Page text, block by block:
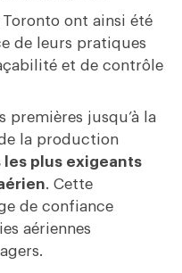
Toronto ont ainsi été
de leurs pratiques
et de contrôle
premières jusqu’à la
la production
les plus exigeants
. Cette
de confiance
aériennes